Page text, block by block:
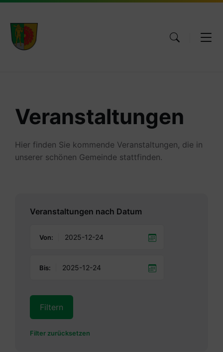
Skip
content
Skip
main
navigation
Skip
footer
Veranstaltungen
Hier finden Sie kommende Veranstaltungen, die in
unserer schönen Gemeinde stattfinden.
Veranstaltungen nach Datum
Von:
Bis:
Filtern
Filter zurücksetzen